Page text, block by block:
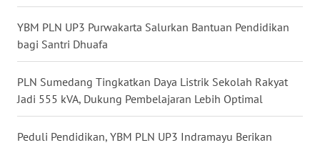
YBM PLN UP3 Purwakarta Salurkan Bantuan Pendidikan
bagi Santri Dhuafa
PLN Sumedang Tingkatkan Daya Listrik Sekolah Rakyat
Jadi 555 kVA, Dukung Pembelajaran Lebih Optimal
Peduli Pendidikan, YBM PLN UP3 Indramayu Berikan
GORONTALO
WN
SULUT
WN
MALUKU